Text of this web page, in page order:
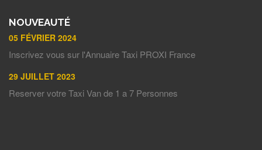
NOUVEAUTÉ
05 FÉVRIER 2024
Inscrivez vous sur l'Annuaire Taxi PROXI France
29 JUILLET 2023
Reserver votre Taxi Van de 1 a 7 Personnes